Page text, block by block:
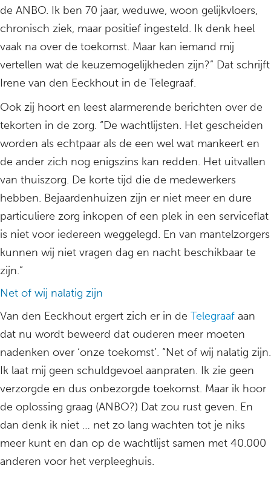
de ANBO. Ik ben 70 jaar, weduwe, woon gelijkvloers,
chronisch ziek, maar positief ingesteld. Ik denk heel
vaak na over de toekomst. Maar kan iemand mij
vertellen wat de keuzemogelijkheden zijn?” Dat schrijft
Irene van den Eeckhout in de Telegraaf.
Ook zij hoort en leest alarmerende berichten over de
tekorten in de zorg. “De wachtlijsten. Het gescheiden
worden als echtpaar als de een wel wat mankeert en
de ander zich nog enigszins kan redden. Het uitvallen
van thuiszorg. De korte tijd die de medewerkers
hebben. Bejaardenhuizen zijn er niet meer en dure
particuliere zorg inkopen of een plek in een serviceflat
is niet voor iedereen weggelegd. En van mantelzorgers
kunnen wij niet vragen dag en nacht beschikbaar te
zijn.”
Net of wij nalatig zijn
Van den Eeckhout ergert zich er in de Telegraaf aan
dat nu wordt beweerd dat ouderen meer moeten
nadenken over ‘onze toekomst’. “Net of wij nalatig zijn.
Ik laat mij geen schuldgevoel aanpraten. Ik zie geen
verzorgde en dus onbezorgde toekomst. Maar ik hoor
de oplossing graag (ANBO?) Dat zou rust geven. En
dan denk ik niet … net zo lang wachten tot je niks
meer kunt en dan op de wachtlijst samen met 40.000
anderen voor het verpleeghuis.